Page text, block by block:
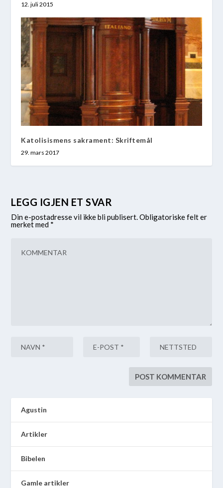
12. juli 2015
Katolisismens sakrament: Skriftemål
29. mars 2017
LEGG IGJEN ET SVAR
Din e-postadresse vil ikke bli publisert.Obligatoriske felt er
merket med *
Agustin
Artikler
Bibelen
Gamle artikler